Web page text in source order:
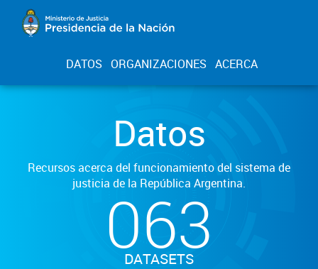
DATOS ORGANIZACIONES ACERCA
Datos
Recursos acerca del funcionamiento del sistema de
justicia de la República Argentina.
063
DATASETS